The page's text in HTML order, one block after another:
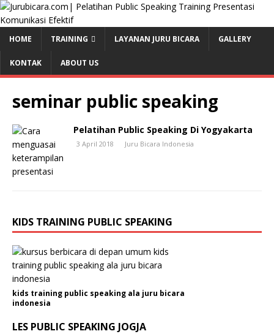
HOME TRAINING LAYANAN JURU BICARA GALLERY
KONTAK ABOUT US
seminar public speaking
Pelatihan Public Speaking Di Yogyakarta
3 April 2018 Juru Bicara Indonesia
KIDS TRAINING PUBLIC SPEAKING
kids training public speaking ala juru bicara
indonesia
LES PUBLIC SPEAKING JOGJA